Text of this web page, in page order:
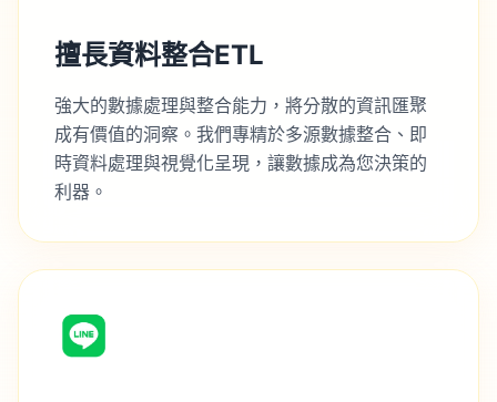
擅長資料整合ETL
強大的數據處理與整合能力，將分散的資訊匯聚
成有價值的洞察。我們專精於多源數據整合、即
時資料處理與視覺化呈現，讓數據成為您決策的
利器。